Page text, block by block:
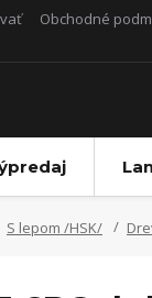
Obchodné
S lepom /HSK/